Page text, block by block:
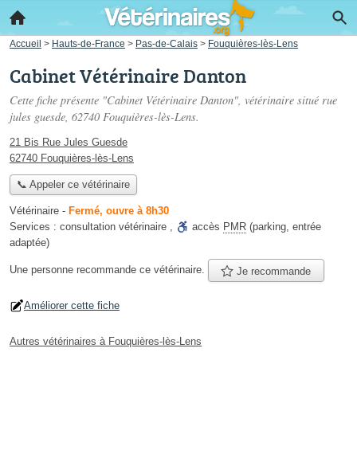
Accueil > Hauts-de-France > Pas-de-Calais > Fouquières-lès-Lens
Cabinet Vétérinaire Danton
Cette fiche présente "Cabinet Vétérinaire Danton", vétérinaire situé rue
jules guesde, 62740 Fouquières-lès-Lens.
21 Bis Rue Jules Guesde
62740 Fouquières-lès-Lens
📞 Appeler ce vétérinaire
Vétérinaire - Fermé, ouvre à 8h30
Services : consultation vétérinaire , accès PMR (parking, entrée
adaptée)
Une personne recommande ce vétérinaire. Je recommande
Améliorer cette fiche
Autres vétérinaires à Fouquières-lès-Lens